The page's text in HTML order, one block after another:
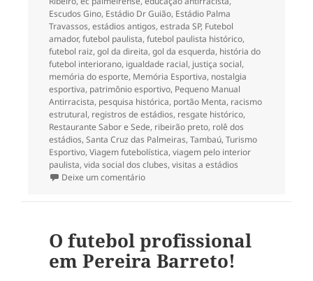
Escudos Gino, Estádio Dr Guião, Estádio Palma
Travassos, estádios antigos, estrada SP, Futebol
amador, futebol paulista, futebol paulista histórico,
futebol raiz, gol da direita, gol da esquerda, história do
futebol interiorano, igualdade racial, justiça social,
memória do esporte, Memória Esportiva, nostalgia
esportiva, patrimônio esportivo, Pequeno Manual
Antirracista, pesquisa histórica, portão Menta, racismo
estrutural, registros de estádios, resgate histórico,
Restaurante Sabor e Sede, ribeirão preto, rolê dos
estádios, Santa Cruz das Palmeiras, Tambaú, Turismo
Esportivo, Viagem futebolística, viagem pelo interior
paulista, vida social dos clubes, visitas a estádios
Deixe um comentárioem O futebol em Cajuru (SP)
O futebol profissional
em Pereira Barreto!